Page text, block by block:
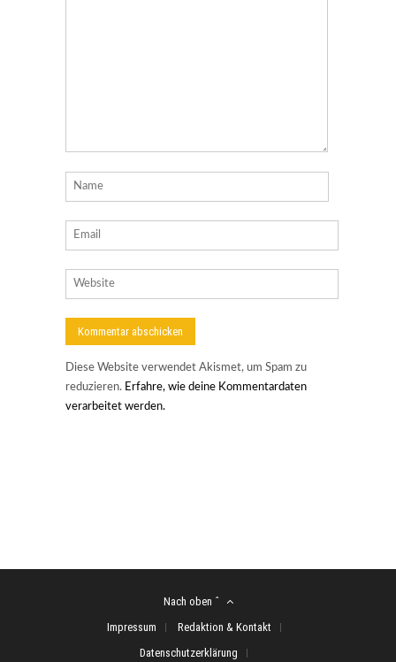
Diese Website verwendet Akismet, um Spam zu
reduzieren. Erfahre, wie deine Kommentardaten
verarbeitet werden.
Nach oben ˆ
Impressum
Redaktion & Kontakt
Datenschutzerklärung